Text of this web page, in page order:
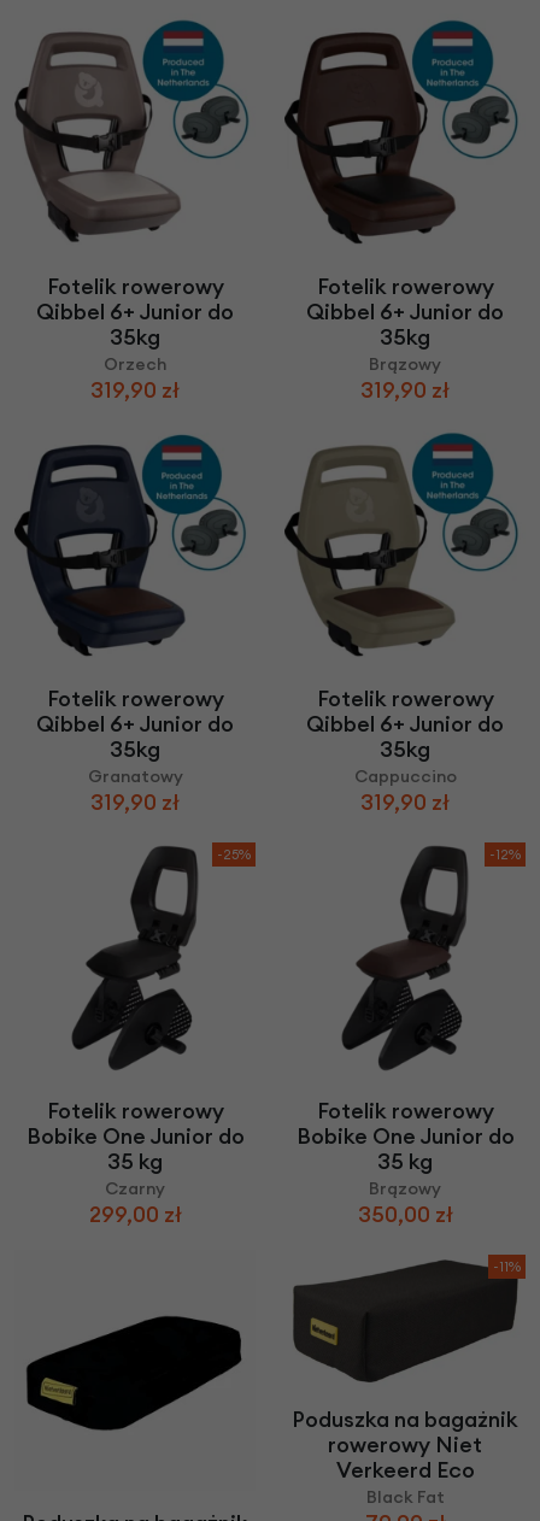
Fotelik rowerowy
Qibbel 6+ Junior do
35kg
Orzech
319,90 zł
Fotelik rowerowy
Qibbel 6+ Junior do
35kg
Brązowy
319,90 zł
Fotelik rowerowy
Qibbel 6+ Junior do
35kg
Granatowy
319,90 zł
Fotelik rowerowy
Qibbel 6+ Junior do
35kg
Cappuccino
319,90 zł
-25%
Fotelik rowerowy
Bobike One Junior do
35 kg
Czarny
299,00 zł
-12%
Fotelik rowerowy
Bobike One Junior do
35 kg
Brązowy
350,00 zł
-11%
Poduszka na bagażnik
rowerowy Niet
Verkeerd Eco
Black Fat